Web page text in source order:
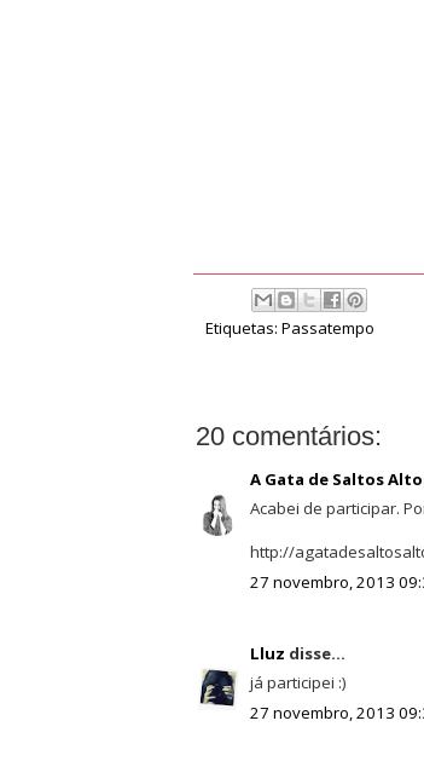
Etiquetas: Passatempo
20 comentários:
A Gata de Saltos
Acabei de participar.
http://
27 novembro, 2013
Lluz disse...
já participei :)
27 novembro, 2013